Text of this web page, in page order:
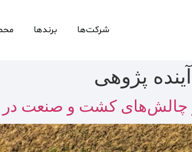
شرکت‌ها برندها
آینده پژوهی
چالش‌های کشت و صنعت در سال